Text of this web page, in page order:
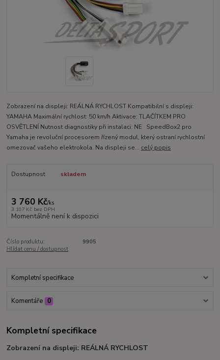
Zobrazení na displeji: REÁLNÁ RYCHLOST Kompatibilní s displeji:
YAMAHA Maximální rychlost: 50 km/h Aktivace: TLAČÍTKEM PRO
OSVĚTLENÍ Nutnost diagnostiky při instalaci: NE SpeedBox2 pro
Yamaha je revoluční procesorem řízený modul, který ostraní rychlostní
omezovač vašeho elektrokola. Na displeji se... celý popis
Dostupnost skladem
3 760 Kč/ks
3 107 Kč bez DPH
Momentálně není k dispozici
Číslo produktu:
9905
Hlídat cenu / dostupnost
Kompletní specifikace
Komentáře 0
Kompletní specifikace
Zobrazení na displeji: REÁLNÁ RYCHLOST